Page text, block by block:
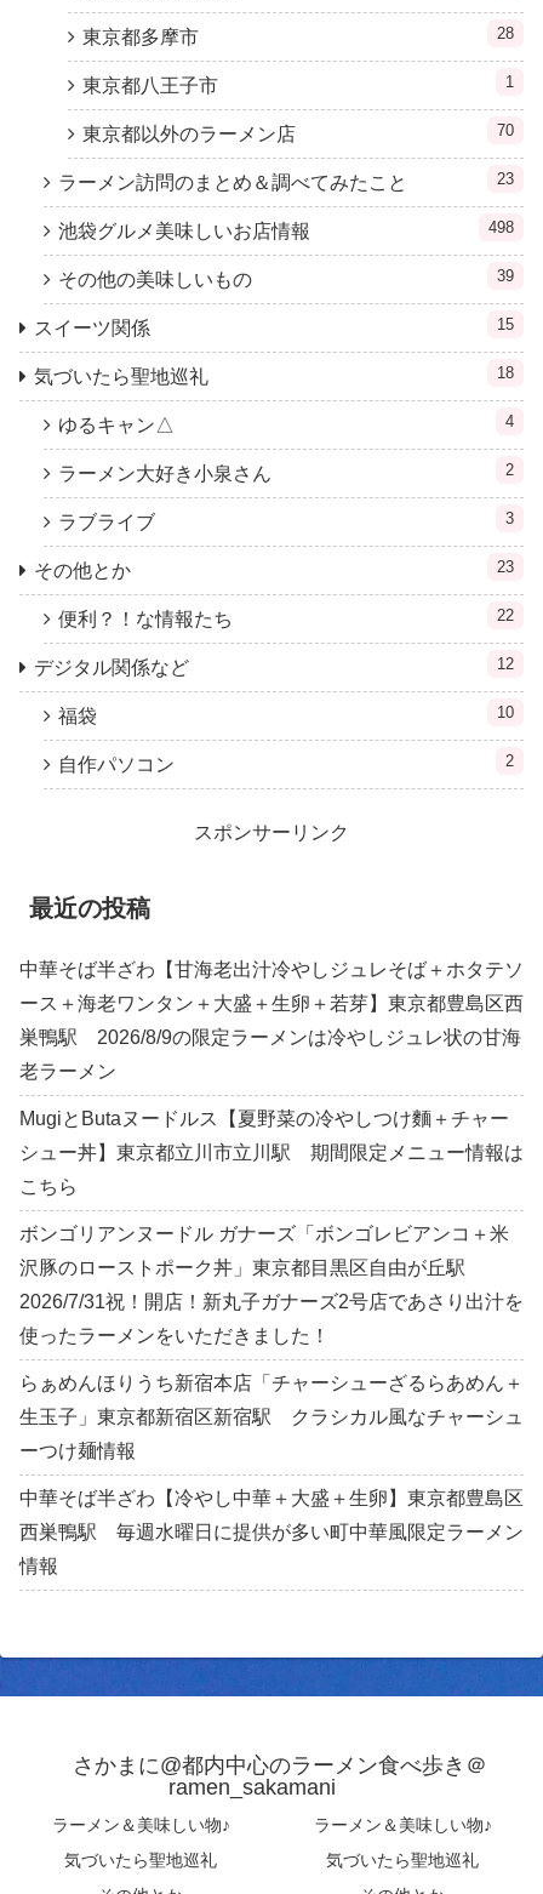
東京都多摩市 28
東京都八王子市 1
東京都以外のラーメン店 70
ラーメン訪問のまとめ＆調べてみたこと 23
池袋グルメ美味しいお店情報 498
その他の美味しいもの 39
スイーツ関係 15
気づいたら聖地巡礼 18
ゆるキャン△ 4
ラーメン大好き小泉さん 2
ラブライブ 3
その他とか 23
便利？！な情報たち 22
デジタル関係など 12
福袋 10
自作パソコン 2
スポンサーリンク
最近の投稿
中華そば半ざわ【甘海老出汁冷やしジュレそば＋ホタテソ
ース＋海老ワンタン＋大盛＋生卵＋若芽】東京都豊島区西
巣鴨駅 2026/8/9の限定ラーメンは冷やしジュレ状の甘海
老ラーメン
MugiとButaヌードルス【夏野菜の冷やしつけ麵＋チャー
シュー丼】東京都立川市立川駅 期間限定メニュー情報は
こちら
ボンゴリアンヌードル ガナーズ「ボンゴレビアンコ＋米
沢豚のローストポーク丼」東京都目黒区自由が丘駅
2026/7/31祝！開店！新丸子ガナーズ2号店であさり出汁を
使ったラーメンをいただきました！
らぁめんほりうち新宿本店「チャーシューざるらあめん＋
生玉子」東京都新宿区新宿駅 クラシカル風なチャーシュ
ーつけ麺情報
中華そば半ざわ【冷やし中華＋大盛＋生卵】東京都豊島区
西巣鴨駅 毎週水曜日に提供が多い町中華風限定ラーメン
情報
さかまに@都内中心のラーメン食べ歩き＠
ramen_sakamani
ラーメン＆美味しい物♪
ラーメン＆美味しい物♪
気づいたら聖地巡礼
気づいたら聖地巡礼